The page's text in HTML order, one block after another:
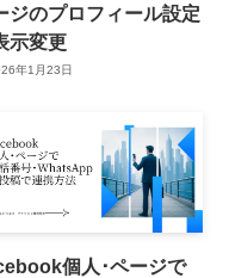
ジのプロフィール設定
示変更
年1月23日
個人･ページで